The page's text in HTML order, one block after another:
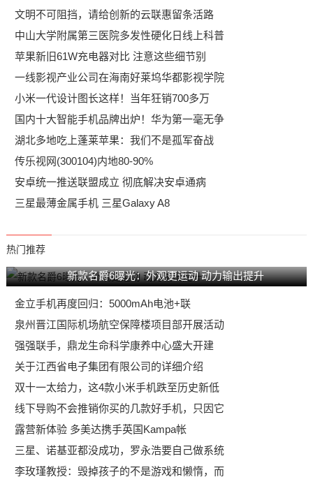
文明不可阻挡，请给创新的云联惠留条活路
中山大学附属第三医院多发性硬化日线上科普
苹果新旧61W充电器对比 注意这些细节别
一线影视产业公司在海南好莱坞华都影视学院
小米一代设计图长这样！当年狂销700多万
国内十大智能手机品牌出炉！华为第一毫无争
湖北多地吃上蓬莱苹果：我们不是孤军奋战
传乐视网(300104)内地80-90%
安卓统一推送联盟成立 彻底解决安卓通病
三星最薄金属手机 三星Galaxy A8
热门推荐
新款名爵6曝光：外观更运动 动力输出提升
金立手机再度回归：5000mAh电池+联
泉州晋江国际机场航空保障楼项目部开展活动
强强联手，鼎龙生命科学康养中心盛大开建
关于江西省电子集团有限公司的详细介绍
双十一太给力，这4款小米手机跌至历史新低
线下导购不会推销你买的几款好手机，只因它
露营新体验 多美达携手英国Kampa帐
三星、诺基亚都没成功，罗永浩要自己做系统
李玫瑾教授：毁掉孩子的不是游戏和懒惰，而